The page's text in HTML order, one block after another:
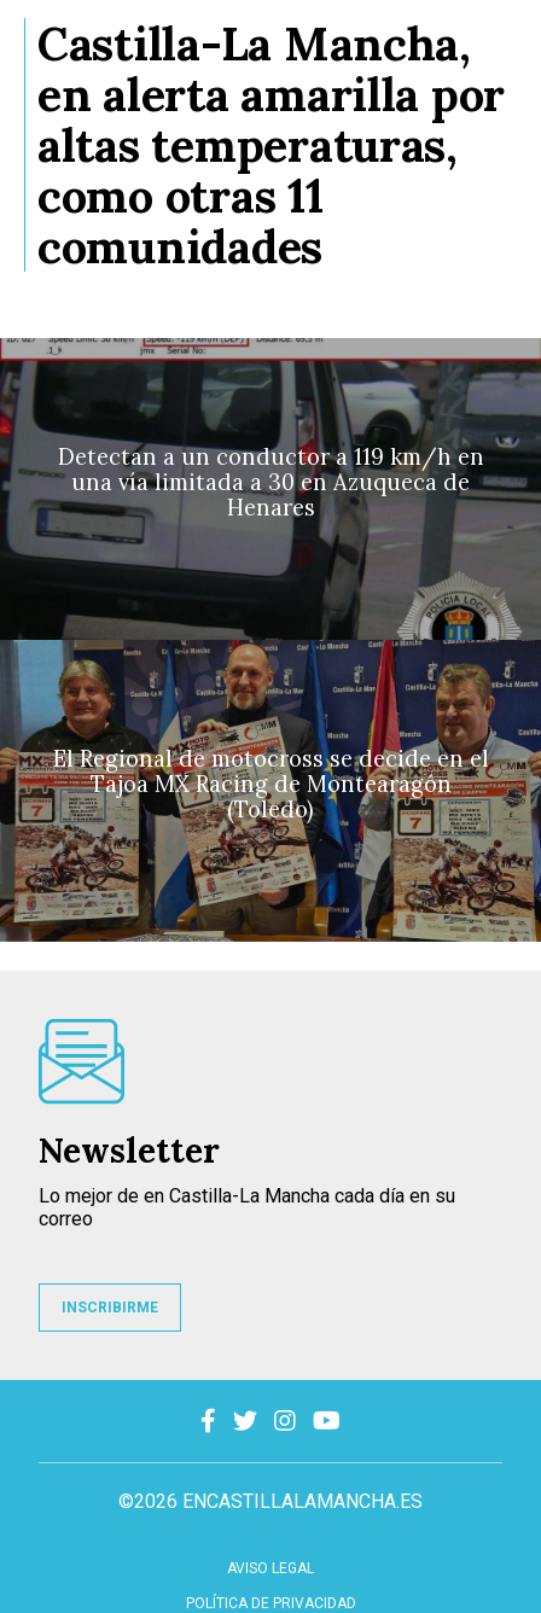
Castilla-La Mancha,
en alerta amarilla por
altas temperaturas,
como otras 11
comunidades
Detectan a un conductor a 119 km/h en
una vía limitada a 30 en Azuqueca de
Henares
El Regional de motocross se decide en el
Tajoa MX Racing de Montearagón
(Toledo)
©2026 ENCASTILLALAMANCHA.ES
AVISO LEGAL
POLÍTICA DE PRIVACIDAD
Newsletter
Lo mejor de en Castilla-La Mancha cada día en su
correo
INSCRIBIRME